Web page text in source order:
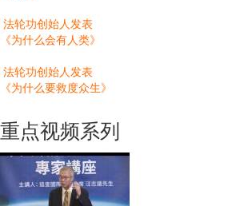
法轮功创始人发表
《为什么会有人类》
法轮功创始人发表
《为什么要救度众生》
重点视频系列